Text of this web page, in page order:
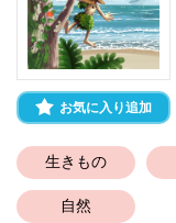
お気に入り追加
生きもの
自然